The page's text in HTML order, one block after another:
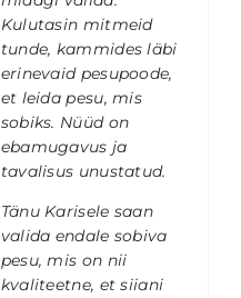
Kulutasin mitmeid
tunde, kammides läbi
erinevaid pesupoode,
et leida pesu, mis
sobiks. Nüüd on
ebamugavus ja
tavalisus unustatud.
Tänu Karisele saan
valida endale sobiva
pesu, mis on nii
kvaliteetne, et siiani